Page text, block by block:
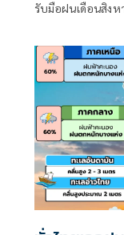
รับมือฝนเดือนสิงห